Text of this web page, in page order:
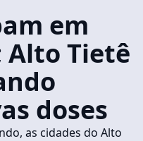
em
Alto Tietê
doses
as cidades do Alto